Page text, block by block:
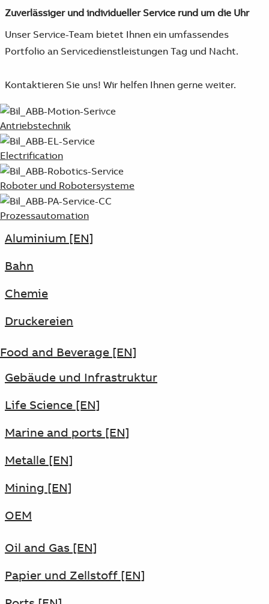
Zuverlässiger und individueller Service rund um die Uhr
Unser Service-Team bietet Ihnen ein umfassendes
Portfolio an Servicedienstleistungen Tag und Nacht.
Kontaktieren Sie uns! Wir helfen Ihnen gerne weiter.
Antriebstechnik
Electrification
Roboter und Robotersysteme
Prozessautomation
Aluminium [EN]
Bahn
Chemie
Druckereien
Food and Beverage [EN]
Gebäude und Infrastruktur
Life Science [EN]
Marine and ports [EN]
Metalle [EN]
Mining [EN]
OEM
Oil and Gas [EN]
Papier und Zellstoff [EN]